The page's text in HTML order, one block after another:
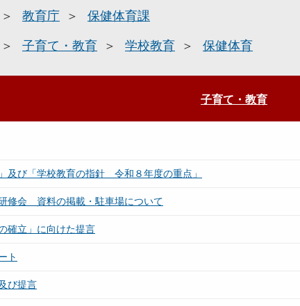
教育庁 保健体育課
子育て・教育 学校教育 保健体育
子育て・教育
及び「学校教育の指針 令和８年度の重点」
修会 資料の掲載・駐車場について
確立」に向けた提言
ト
び提言